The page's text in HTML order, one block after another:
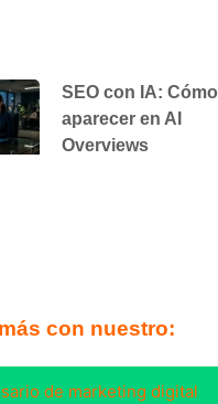
SEO con IA: Cómo
aparecer en AI
Overviews
con nuestro:
de marketing digital